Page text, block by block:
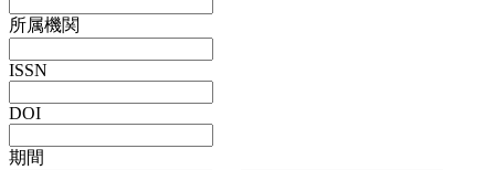
所属機関
ISSN
DOI
期間